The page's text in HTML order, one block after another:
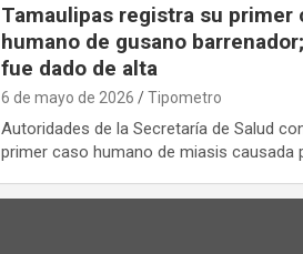
Tamaulipas registra su primer
humano de gusano
fue dado de alta
6 de mayo de 2026 Tipometro
Autoridades de la Secretaría de Salud
primer caso humano de miasis causada